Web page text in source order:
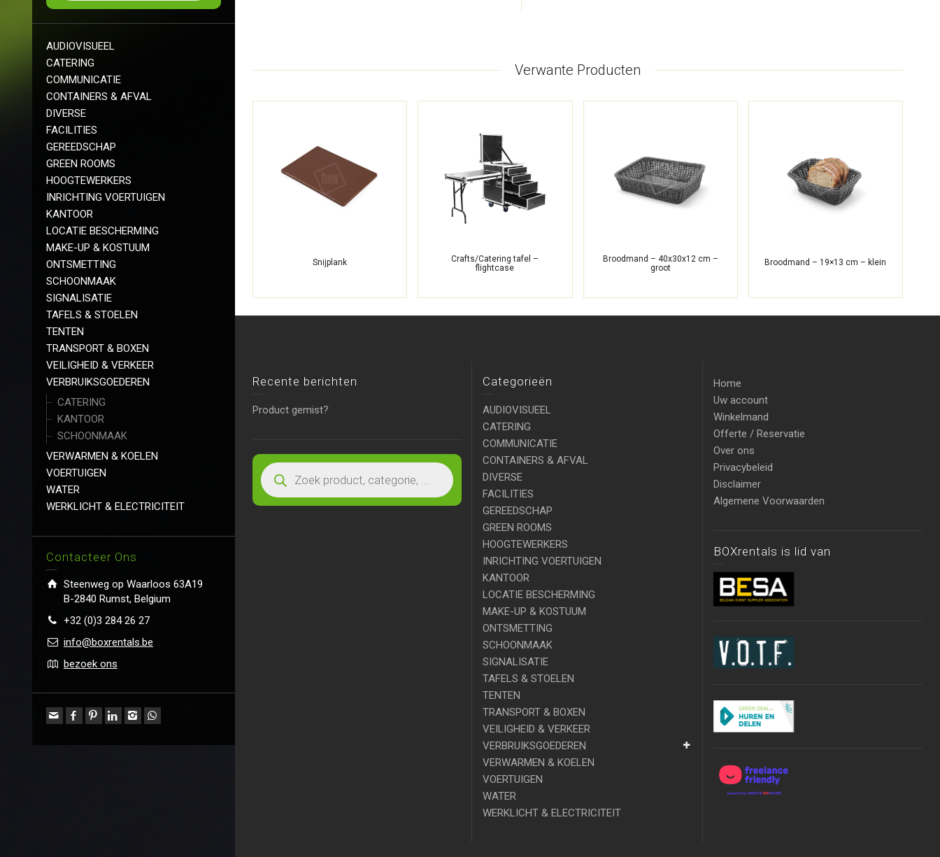
AUDIOVISUEEL
CATERING
COMMUNICATIE
CONTAINERS & AFVAL
DIVERSE
FACILITIES
GEREEDSCHAP
GREEN ROOMS
HOOGTEWERKERS
INRICHTING VOERTUIGEN
KANTOOR
LOCATIE BESCHERMING
MAKE-UP & KOSTUUM
ONTSMETTING
SCHOONMAAK
SIGNALISATIE
TAFELS & STOELEN
TENTEN
TRANSPORT & BOXEN
VEILIGHEID & VERKEER
VERBRUIKSGOEDEREN
CATERING
KANTOOR
SCHOONMAAK
VERWARMEN & KOELEN
VOERTUIGEN
WATER
WERKLICHT & ELECTRICITEIT
Contacteer Ons
Steenweg op Waarloos 63A19
B-2840 Rumst, Belgium
+32 (0)3 284 26 27
info@boxrentals.be
bezoek ons
Verwante Producten
Snijplank
Crafts/Catering tafel –
flightcase
Broodmand – 40x30x12 cm –
groot
Broodmand – 19×13 cm – klein
Recente berichten
Product gemist?
Categorieën
AUDIOVISUEEL
CATERING
COMMUNICATIE
CONTAINERS & AFVAL
DIVERSE
FACILITIES
GEREEDSCHAP
GREEN ROOMS
HOOGTEWERKERS
INRICHTING VOERTUIGEN
KANTOOR
LOCATIE BESCHERMING
MAKE-UP & KOSTUUM
ONTSMETTING
SCHOONMAAK
SIGNALISATIE
TAFELS & STOELEN
TENTEN
TRANSPORT & BOXEN
VEILIGHEID & VERKEER
VERBRUIKSGOEDEREN
VERWARMEN & KOELEN
VOERTUIGEN
WATER
WERKLICHT & ELECTRICITEIT
Home
Uw account
Winkelmand
Offerte / Reservatie
Over ons
Privacybeleid
Disclaimer
Algemene Voorwaarden
BOXrentals is lid van